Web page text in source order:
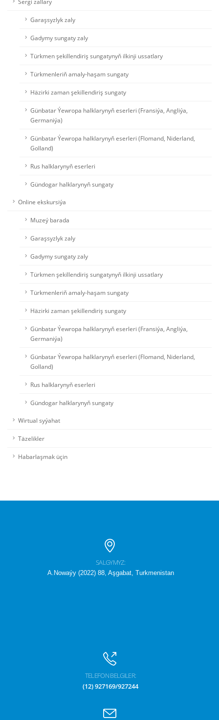
Garaşsyzlyk zaly
Gadymy sungaty zaly
Türkmen şekillendiriş sungatynyň ilkinji ussatlary
Türkmenleriň amaly-haşam sungaty
Häzirki zaman şekillendiriş sungaty
Günbatar Ýewropa halklarynyň eserleri (Fransiýa, Angliýa,
Germaniýa)
Günbatar Ýewropa halklarynyň eserleri (Flomand, Niderland,
Golland)
Rus halklarynyň eserleri
Gündogar halklarynyň sungaty
Online ekskursiýa
Muzeý barada
Garaşsyzlyk zaly
Gadymy sungaty zaly
Türkmen şekillendiriş sungatynyň ilkinji ussatlary
Türkmenleriň amaly-haşam sungaty
Häzirki zaman şekillendiriş sungaty
Günbatar Ýewropa halklarynyň eserleri (Fransiýa, Angliýa,
Germaniýa)
Günbatar Ýewropa halklarynyň eserleri (Flomand, Niderland,
Golland)
Rus halklarynyň eserleri
Gündogar halklarynyň sungaty
Wirtual syýahat
Täzelikler
Habarlaşmak üçin
SALGYMYZ:
A.Nowaýy (2022) 88, Aşgabat, Turkmenistan
TELEFON BELGILER:
(12) 927169/927244